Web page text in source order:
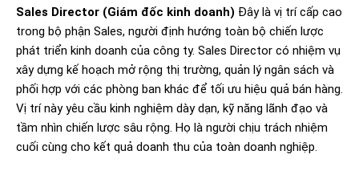
Sales Director (Giám đốc kinh doanh) Đây là vị trí cấp cao
trong bộ phận Sales, người định hướng toàn bộ chiến lược
phát triển kinh doanh của công ty. Sales Director có nhiệm vụ
xây dựng kế hoạch mở rộng thị trường, quản lý ngân sách và
phối hợp với các phòng ban khác để tối ưu hiệu quả bán hàng.
Vị trí này yêu cầu kinh nghiệm dày dạn, kỹ năng lãnh đạo và
tầm nhìn chiến lược sâu rộng. Họ là người chịu trách nhiệm
cuối cùng cho kết quả doanh thu của toàn doanh nghiệp.